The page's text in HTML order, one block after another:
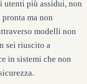
utenti più assidui, non
ma non
modelli non
sei riuscito a
in sistemi che non